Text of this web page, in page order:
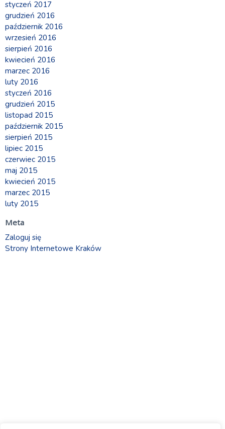
styczeń 2017
grudzień 2016
październik 2016
wrzesień 2016
sierpień 2016
kwiecień 2016
marzec 2016
luty 2016
styczeń 2016
grudzień 2015
listopad 2015
październik 2015
sierpień 2015
lipiec 2015
czerwiec 2015
maj 2015
kwiecień 2015
marzec 2015
luty 2015
Meta
Zaloguj się
Strony Internetowe Kraków